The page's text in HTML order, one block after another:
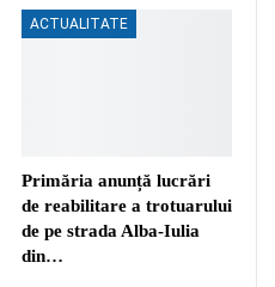
ACTUALITATE
Primăria anunță lucrări
de reabilitare a trotuarului
de pe strada Alba-Iulia
din…